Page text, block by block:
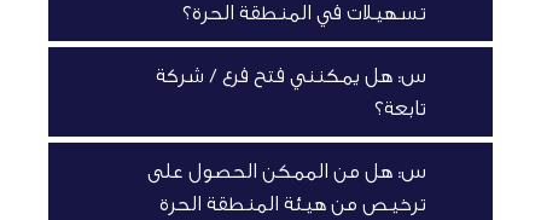
تسهيلات في المنطقة الحرة؟
س: هل يمكنني فتح فرع / شركة
تابعة؟
س: هل من الممكن الحصول على
ترخيص من هيئة المنطقة الحرة